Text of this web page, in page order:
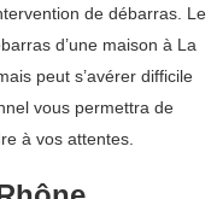
de débarras. Le
d’une maison à La
peut s’avérer difficile
vous permettra de
à vos attentes.